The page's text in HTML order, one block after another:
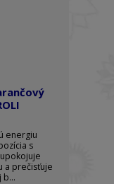
energiu
s
a prečisťuje
b...